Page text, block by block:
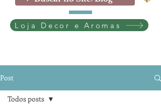
Loja Decor e Aromas
Post
Todos posts